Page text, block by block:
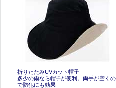
折りたたみUVカット帽子
多少の雨なら帽子が便利。両手が空くの
で防犯にも効果